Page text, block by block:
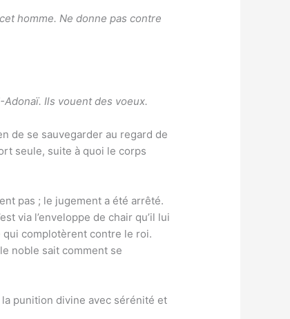
homme. Ne donne pas contre
Ils vouent des voeux.
de se sauvegarder au regard de
seule, suite à quoi le corps
pas ; le jugement a été arrêté.
via l’enveloppe de chair qu’il lui
qui complotèrent contre le roi.
noble sait comment se
punition divine avec sérénité et